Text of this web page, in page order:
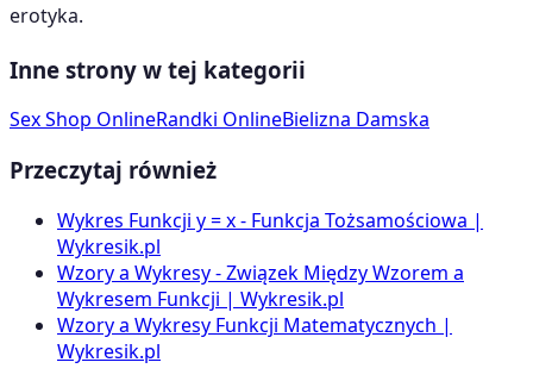
erotyka.
Inne strony w tej kategorii
Sex Shop OnlineRandki OnlineBielizna Damska
Przeczytaj również
Wykres Funkcji y = x - Funkcja Tożsamościowa |
Wykresik.pl
Wzory a Wykresy - Związek Między Wzorem a
Wykresem Funkcji | Wykresik.pl
Wzory a Wykresy Funkcji Matematycznych |
Wykresik.pl